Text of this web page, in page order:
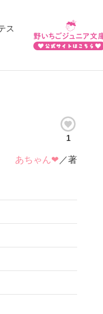
ス
1
あちゃん❤︎ ／著